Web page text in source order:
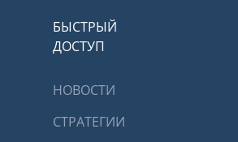
БЫСТРЫЙ
ДОСТУП
НОВОСТИ
СТРАТЕГИИ